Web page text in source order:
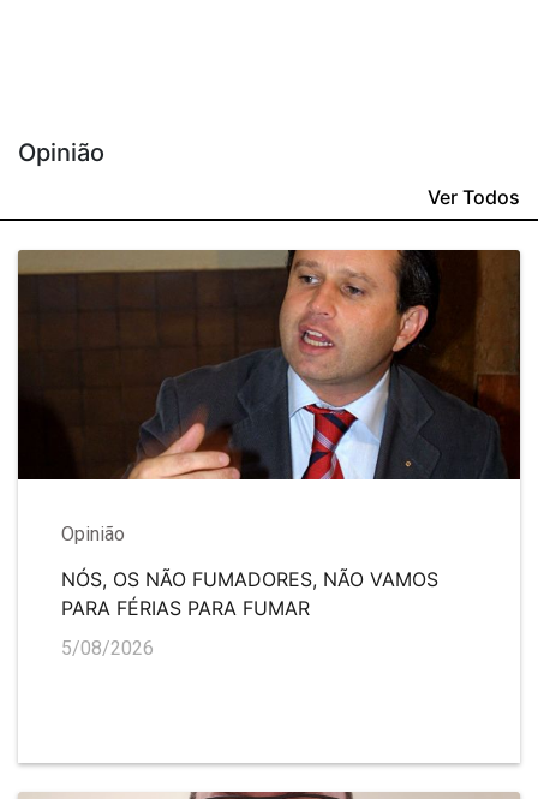
Opinião
Ver Todos
Opinião
NÓS, OS NÃO FUMADORES, NÃO VAMOS
PARA FÉRIAS PARA FUMAR
5/08/2026